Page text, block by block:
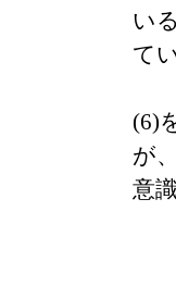
い
て
(6)
が
意